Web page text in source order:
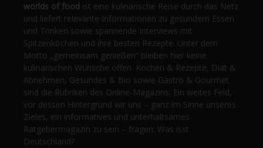
worlds of food ist eine kulinarische Reise durch das Netz
und liefert relevante Informationen zu gesundem Essen
und Trinken sowie spannende Interviews mit
Spitzenköchen und ihre besten Rezepte. Unter dem
Motto „gemeinsam genießen“ bleiben hier keine
kulinarischen Wünsche offen. Kochen & Rezepte, Diät &
Abnehmen, Gesundes & Bio sowie Gastro & Gourmet
sind die Rubriken des Online-Magazins. Ein weites Feld,
vor dessen Hintergrund wir uns – ganz im Sinne unseres
Zieles, ein informatives und unterhaltsames
Ratgebermagazin zu sein – fragen: Was isst
Deutschland?